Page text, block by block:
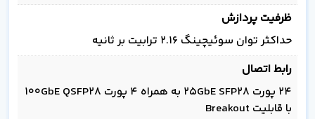
ظرفیت پردازش
حداکثر توان سوئیچینگ 2.16 ترابیت بر ثانیه
رابط اتصال
24 پورت 25GbE SFP28 به همراه 4 پورت 100GbE QSFP28
با قابلیت Breakout